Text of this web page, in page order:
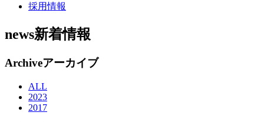
採用情報
news新着情報
Archiveアーカイブ
ALL
2023
2017